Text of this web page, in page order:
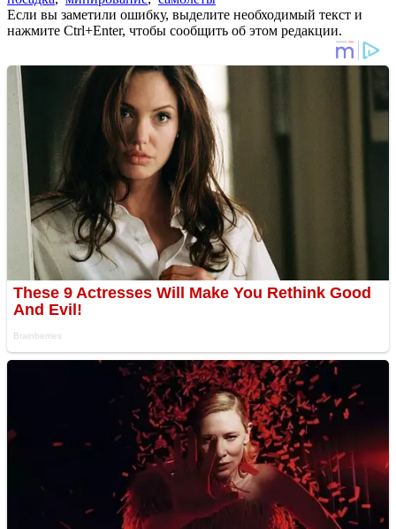
Если вы заметили ошибку, выделите необходимый текст и
нажмите Ctrl+Enter, чтобы сообщить об этом редакции.